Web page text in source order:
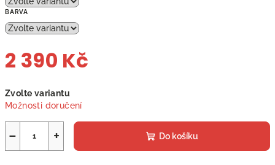
BARVA
2 390 Kč
cena:
Zvolte variantu
Možnosti doručení
+
− Do košíku